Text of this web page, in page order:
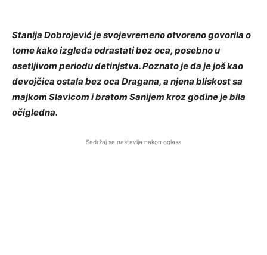
Stanija Dobrojević je svojevremeno otvoreno govorila o
tome kako izgleda odrastati bez oca, posebno u
osetljivom periodu detinjstva. Poznato je da je još kao
devojčica ostala bez oca Dragana, a njena bliskost sa
majkom Slavicom i bratom Sanijem kroz godine je bila
očigledna.
Sadržaj se nastavlja nakon oglasa